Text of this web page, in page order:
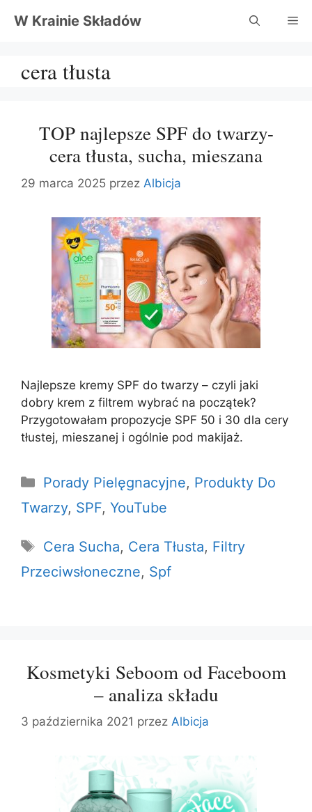
W Krainie Składów
cera tłusta
TOP najlepsze SPF do twarzy-
cera tłusta, sucha, mieszana
29 marca 2025 przez Albicja
Najlepsze kremy SPF do twarzy – czyli jaki
dobry krem z filtrem wybrać na początek?
Przygotowałam propozycje SPF 50 i 30 dla cery
tłustej, mieszanej i ogólnie pod makijaż.
Kategorie
Porady Pielęgnacyjne, Produkty Do
Twarzy, SPF, YouTube
Tagi
Cera Sucha, Cera Tłusta, Filtry
Przeciwsłoneczne, Spf
Kosmetyki Seboom od Faceboom
– analiza składu
3 października 2021 przez Albicja